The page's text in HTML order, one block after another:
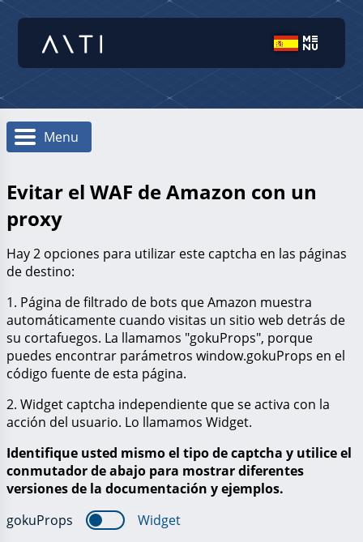
Menu
Evitar el WAF de Amazon con un
proxy
Hay 2 opciones para utilizar este captcha en las páginas
de destino:
1. Página de filtrado de bots que Amazon muestra
automáticamente cuando visitas un sitio web detrás de
su cortafuegos. La llamamos "gokuProps", porque
puedes encontrar parámetros window.gokuProps en el
código fuente de esta página.
2. Widget captcha independiente que se activa con la
acción del usuario. Lo llamamos Widget.
Identifique usted mismo el tipo de captcha y utilice el
conmutador de abajo para mostrar diferentes
versiones de la documentación y ejemplos.
gokuProps
Widget